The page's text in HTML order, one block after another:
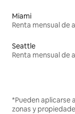
Miami
Seattle
*Pueden aplicarse
zonas y